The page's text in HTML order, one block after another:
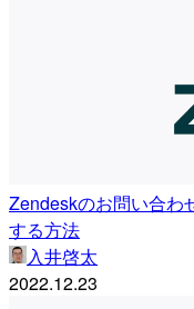
Zendeskのお問い合わ
する方法
入井啓太
2022.12.23